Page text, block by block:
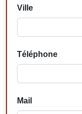
Ville
Téléphone
Mail